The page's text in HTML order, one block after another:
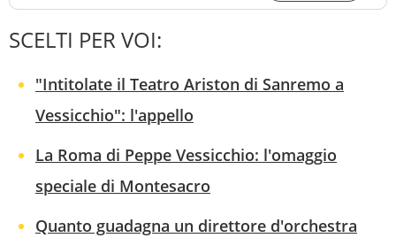
SCELTI PER VOI:
"Intitolate il Teatro Ariston di Sanremo a
Vessicchio": l'appello
La Roma di Peppe Vessicchio: l'omaggio
speciale di Montesacro
Quanto guadagna un direttore d'orchestra